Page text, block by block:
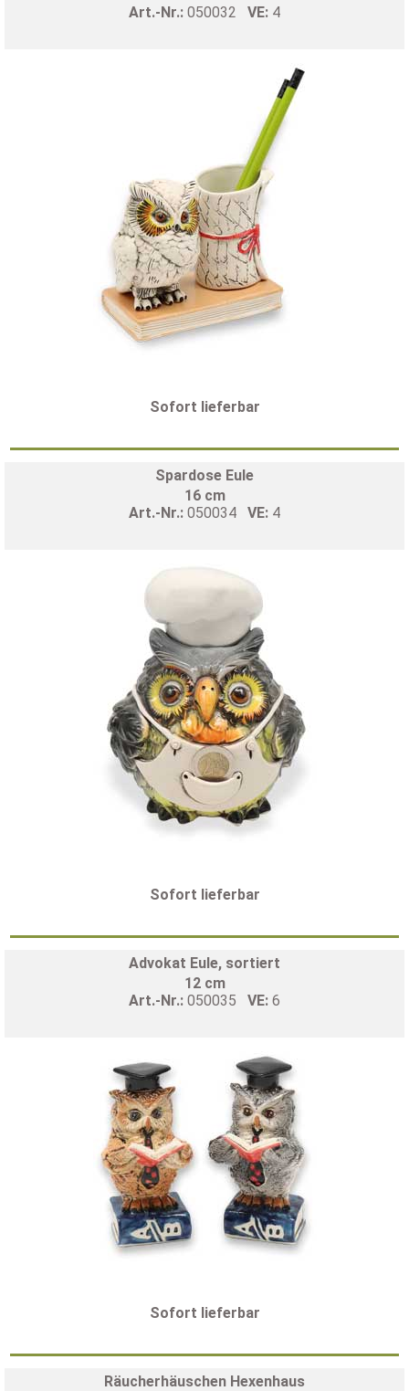
Art.-Nr.: 050032 VE: 4
Sofort lieferbar
Spardose Eule
16 cm
Art.-Nr.: 050034 VE: 4
Sofort lieferbar
Advokat Eule, sortiert
12 cm
Art.-Nr.: 050035 VE: 6
Sofort lieferbar
Räucherhäuschen Hexenhaus